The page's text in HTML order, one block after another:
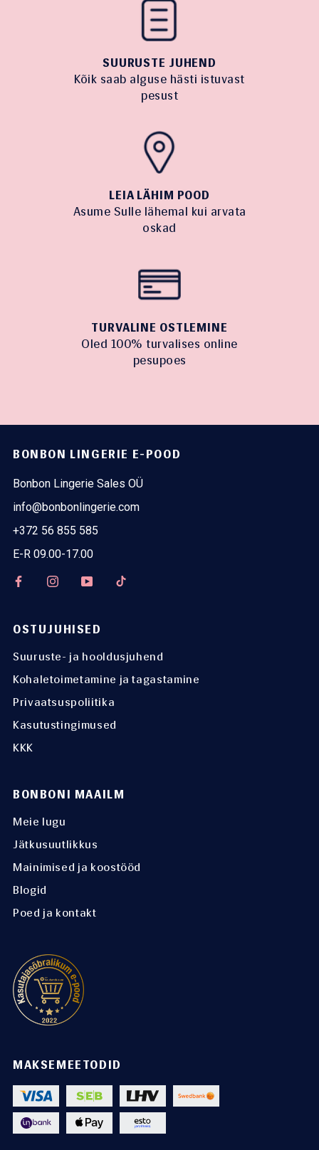
SUURUSTE JUHEND
Kõik saab alguse hästi istuvast
pesust
LEIA LÄHIM POOD
Asume Sulle lähemal kui arvata
oskad
TURVALINE OSTLEMINE
Oled 100% turvalises online
pesupoes
BONBON LINGERIE E-POOD
Bonbon Lingerie Sales OÜ
info@bonbonlingerie.com
+372 56 855 585
E-R 09.00-17.00
OSTUJUHISED
Suuruste- ja hooldusjuhend
Kohaletoimetamine ja tagastamine
Privaatsuspoliitika
Kasutustingimused
KKK
BONBONI MAAILM
Meie lugu
Jätkusuutlikkus
Mainimised ja koostööd
Blogid
Poed ja kontakt
MAKSEMEETODID